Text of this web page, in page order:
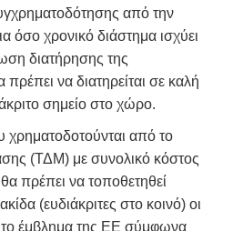
από την
χρονικό διάστημα ισχύει
διατήρησης της
να διατηρείται σε καλή
σημείο στο χώρο.
χρηματοδοτούνται από το
(ΤΔΜ) με συνολικό κόστος
πρέπει να τοποθετηθεί
(ευδιάκριτες στο κοινό) οι
το έμβλημα της ΕΕ σύμφωνα